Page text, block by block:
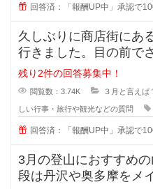
回答済：「報酬UP中」承認で
久しぶりに商店街にあ
行きました。目の前で
が旬なのか、どうやっ
残り2件の回答募集中！
閲覧数：3.74K ３月と言え
しい行事・旅行や観光などの質問
回答済：「報酬UP中」承認で
3月の登山におすすめ
段は丹沢や奥多摩をメ